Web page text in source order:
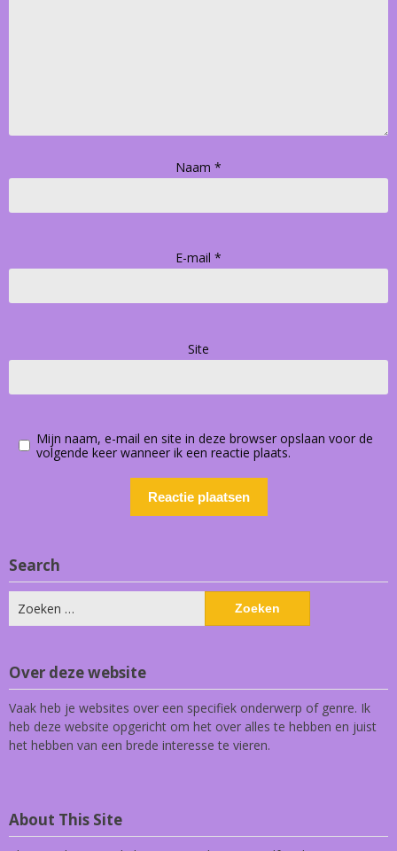
Naam *
E-mail *
Site
Mijn naam, e-mail en site in deze browser opslaan voor de
volgende keer wanneer ik een reactie plaats.
Search
naar:
Over deze website
Vaak heb je websites over een specifiek onderwerp of genre. Ik
heb deze website opgericht om het over alles te hebben en juist
het hebben van een brede interesse te vieren.
About This Site